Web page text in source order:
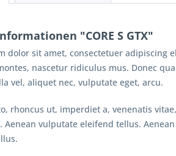
"CORE S GTX"
dolor sit amet, consectetuer adipiscing
nascetur ridiculus mus. Donec
vel, aliquet nec, vulputate eget, arcu.
rhoncus ut, imperdiet a, venenatis
Aenean vulputate eleifend tellus.